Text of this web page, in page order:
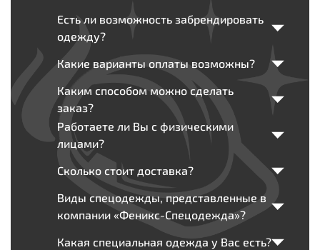
Есть ли возможность забрендировать
одежду?
Какие варианты оплаты возможны?
Каким способом можно сделать
заказ?
Работаете ли Вы с физическими
лицами?
Сколько стоит доставка?
Виды спецодежды, представленные в
компании «Феникс-Спецодежда»?
Какая специальная одежда у Вас есть?